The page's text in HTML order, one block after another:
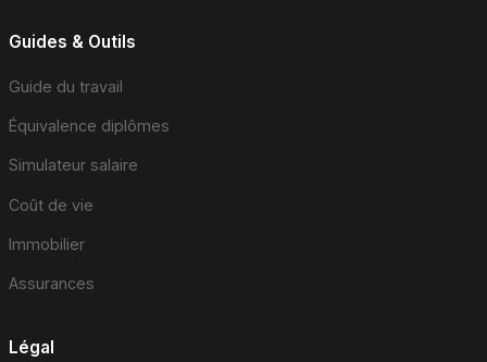
Guides & Outils
Guide du travail
Équivalence diplômes
Simulateur salaire
Coût de vie
Immobilier
Assurances
Légal